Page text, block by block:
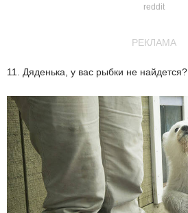
reddit
РЕКЛАМА
11. Дяденька, у вас рыбки не найдется?